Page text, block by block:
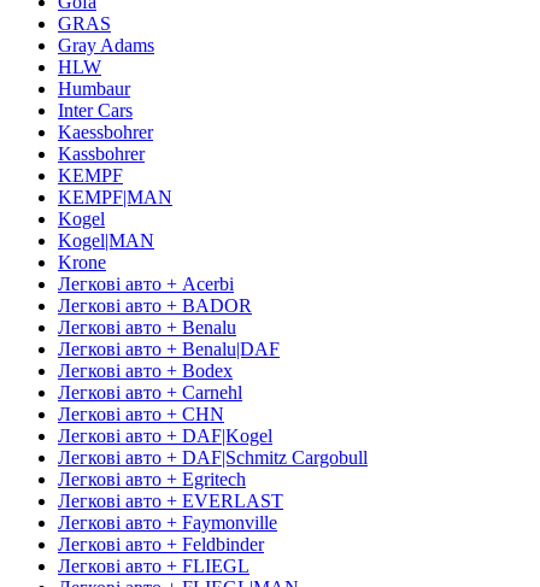
GRAS
Gray Adams
HLW
Humbaur
Inter Cars
Kaessbohrer
Kassbohrer
KEMPF
KEMPF|MAN
Kogel
Kogel|MAN
Krone
Легкові авто + Acerbi
Легкові авто + BADOR
Легкові авто + Benalu
Легкові авто + Benalu|DAF
Легкові авто + Bodex
Легкові авто + Carnehl
Легкові авто + CHN
Легкові авто + DAF|Kogel
Легкові авто + DAF|Schmitz Cargobull
Легкові авто + Egritech
Легкові авто + EVERLAST
Легкові авто + Faymonville
Легкові авто + Feldbinder
Легкові авто + FLIEGL